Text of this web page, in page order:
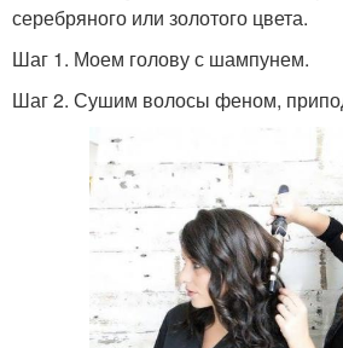
серебряного или золотого цвета.
Шаг 1. Моем голову с шампунем.
Шаг 2. Сушим волосы феном,